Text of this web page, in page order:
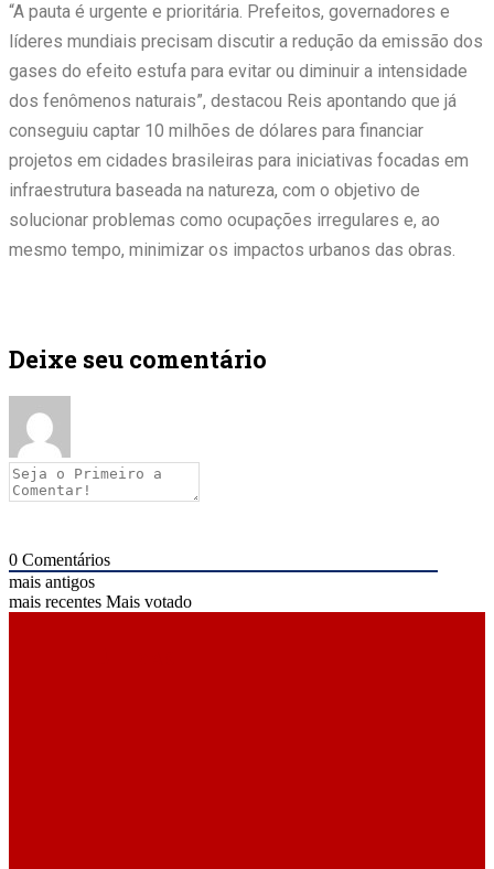
“A pauta é urgente e prioritária. Prefeitos, governadores e
líderes mundiais precisam discutir a redução da emissão dos
gases do efeito estufa para evitar ou diminuir a intensidade
dos fenômenos naturais”, destacou Reis apontando que já
conseguiu captar 10 milhões de dólares para financiar
projetos em cidades brasileiras para iniciativas focadas em
infraestrutura baseada na natureza, com o objetivo de
solucionar problemas como ocupações irregulares e, ao
mesmo tempo, minimizar os impactos urbanos das obras.
Deixe seu comentário
0 Comentários
mais antigos
mais recentes Mais votado